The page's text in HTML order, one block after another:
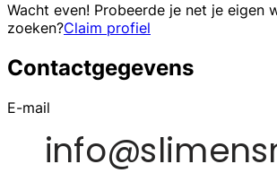
Wacht even! Probeerde je net je eigen
zoeken?Claim profiel
Contactgegevens
E-mail